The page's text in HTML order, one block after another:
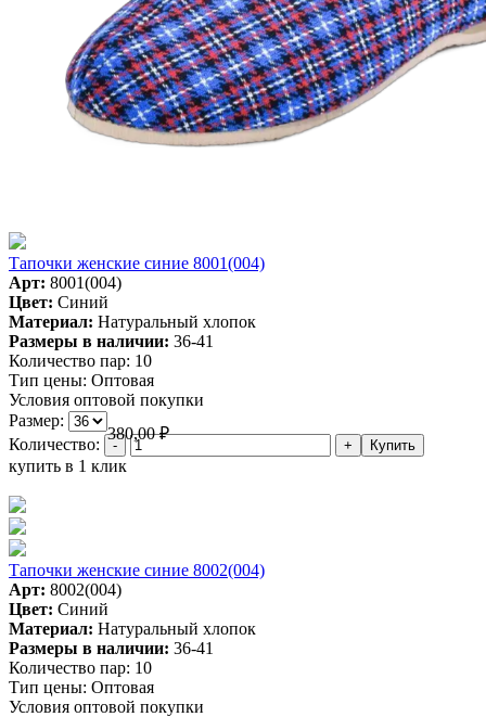
Тапочки женские синие 8001(004)
Арт: 8001(004)
Цвет: Синий
Материал: Натуральный хлопок
Размеры в наличии: 36-41
Количество пар: 10
Тип цены: Оптовая
Условия оптовой покупки
Размер:
380,00₽
Количество:
купить в 1 клик
Тапочки женские синие 8002(004)
Арт: 8002(004)
Цвет: Синий
Материал: Натуральный хлопок
Размеры в наличии: 36-41
Количество пар: 10
Тип цены: Оптовая
Условия оптовой покупки